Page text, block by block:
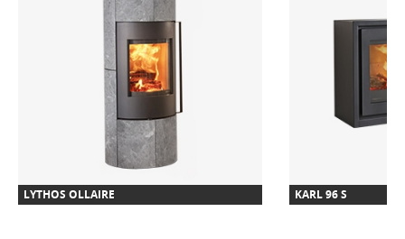
LYTHOS OLLAIRE KARL 96 S